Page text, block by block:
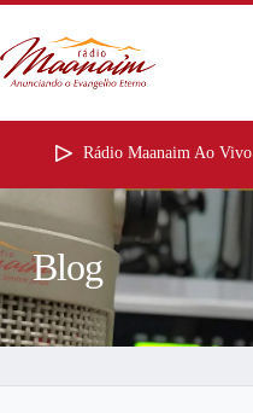
Rádio Maanaim Ao Vivo
Blog